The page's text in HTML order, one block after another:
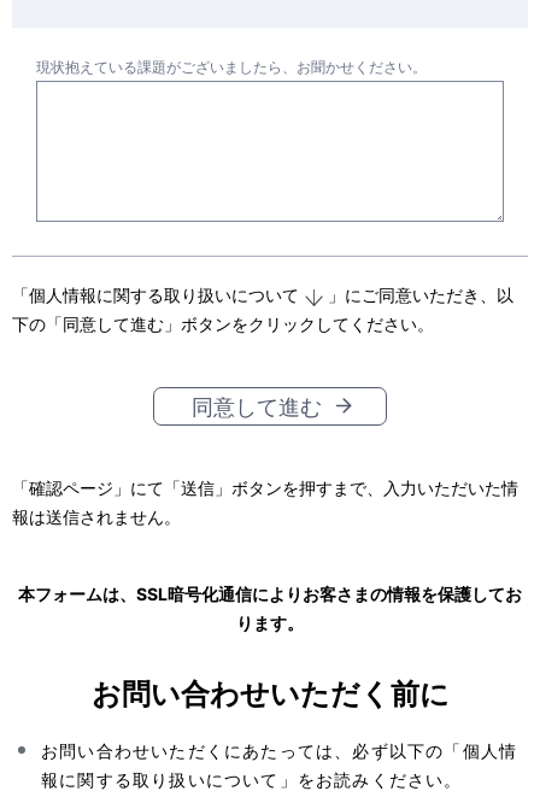
現状抱えている課題がございましたら、お聞かせください。
「個人情報に関する取り扱いについて
」にご同意いただき、以
下の「同意して進む」ボタンをクリックしてください。
同意して進む
「確認ページ」にて「送信」ボタンを押すまで、入力いただいた情
報は送信されません。
本フォームは、SSL暗号化通信によりお客さまの情報を保護してお
ります。
お問い合わせいただく前に
お問い合わせいただくにあたっては、必ず以下の「個人情
報に関する取り扱いについて」をお読みください。